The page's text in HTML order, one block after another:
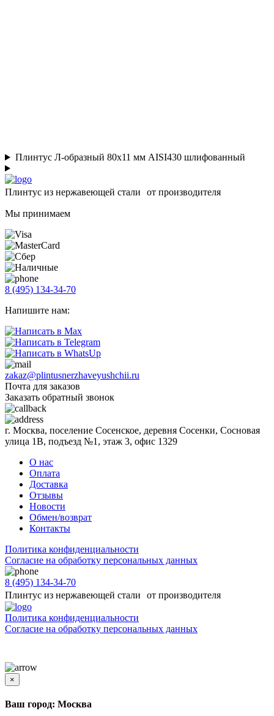
Плинтус Л-образный 80х11 мм AISI430 шлифованный
Плинтус из нержавеющей стали от производителя
Мы принимаем
8 (495) 134-34-70
Напишите нам:
zakaz@plintusnerzhaveyushchii.ru
Почта для заказов
Заказать обратный звонок
г. Москва, поселение Сосенское, деревня Сосенки, Сосновая
улица 1В, подъезд №1, этаж 3, офис 1329
О нас
Оплата
Доставка
Отзывы
Новости
Обмен/возврат
Контакты
Политика конфиденциальности
Согласиe на обработку персональных данных
8 (495) 134-34-70
Плинтус из нержавеющей стали от производителя
Политика конфиденциальности
Согласиe на обработку персональных данных
×
Ваш город: Москва